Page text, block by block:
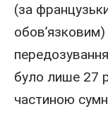
(за
обов’язковим)
було лише 27
частиною